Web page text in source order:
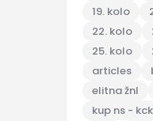
19. kolo
22. kolo
25. kolo
articles
elitna žnl
kup ns -